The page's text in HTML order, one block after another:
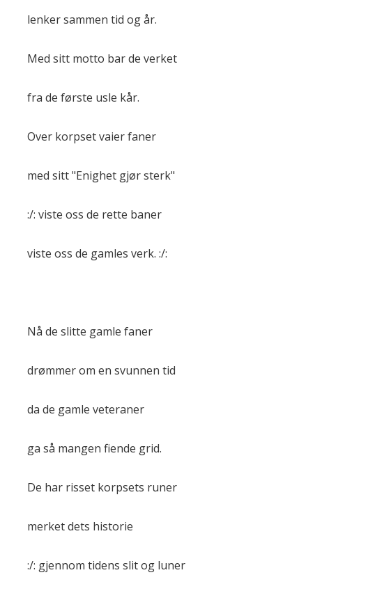
lenker sammen tid og år.
Med sitt motto bar de verket
fra de første usle kår.
Over korpset vaier faner
med sitt "Enighet gjør sterk"
:/: viste oss de rette baner
viste oss de gamles verk. :/:
Nå de slitte gamle faner
drømmer om en svunnen tid
da de gamle veteraner
ga så mangen fiende grid.
De har risset korpsets runer
merket dets historie
:/: gjennom tidens slit og luner